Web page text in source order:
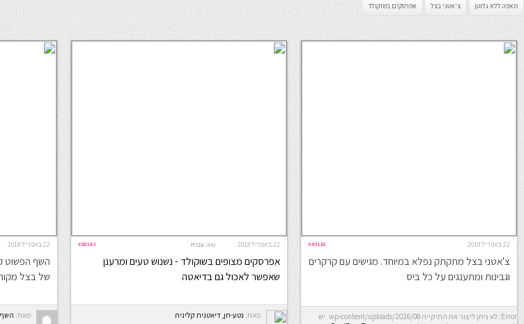
מאפה ללא גלוטן צ'אטני בצל אפרסקים בשוקולד
22 באפריל 2018 #49118
צ'אטני בצל מתקתק נפלא במיוחד. מגישים עם קרקרים
וגבינות ומתענגים על כל ביס
Error: לא ניתן ליצור את התיקייה wp-content/uploads/2026/08. יש
22 באפריל 2018 #38343 שפה: עברית
אפרסקים מצופים בשוקולד - נשנוש טעים ומרענן
שאפשר לאכול גם בדיאטה
מאת: נטע-חן, דיאטנית קלינית
22 באפריל 2018
השף הפשוט
של בצל
מאת: